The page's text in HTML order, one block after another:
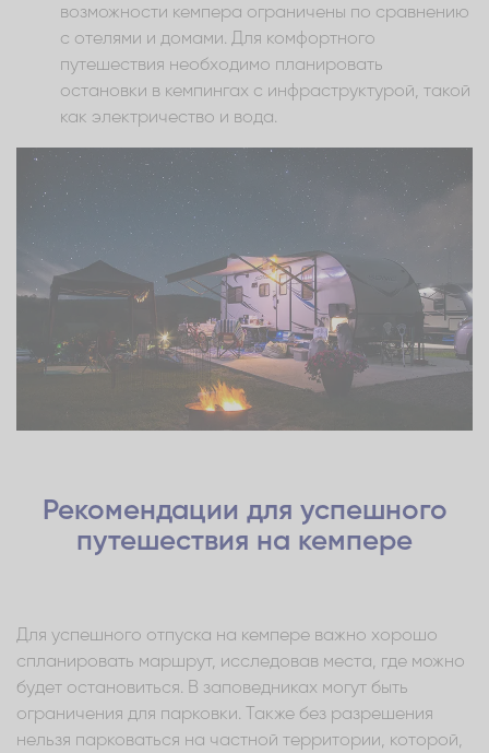
возможности кемпера ограничены по сравнению
с отелями и домами. Для комфортного
путешествия необходимо планировать
остановки в кемпингах с инфраструктурой, такой
как электричество и вода.
Рекомендации для успешного
путешествия на кемпере
Для успешного отпуска на кемпере важно хорошо
спланировать маршрут, исследовав места, где можно
будет остановиться. В заповедниках могут быть
ограничения для парковки. Также без разрешения
нельзя парковаться на частной территории, которой,